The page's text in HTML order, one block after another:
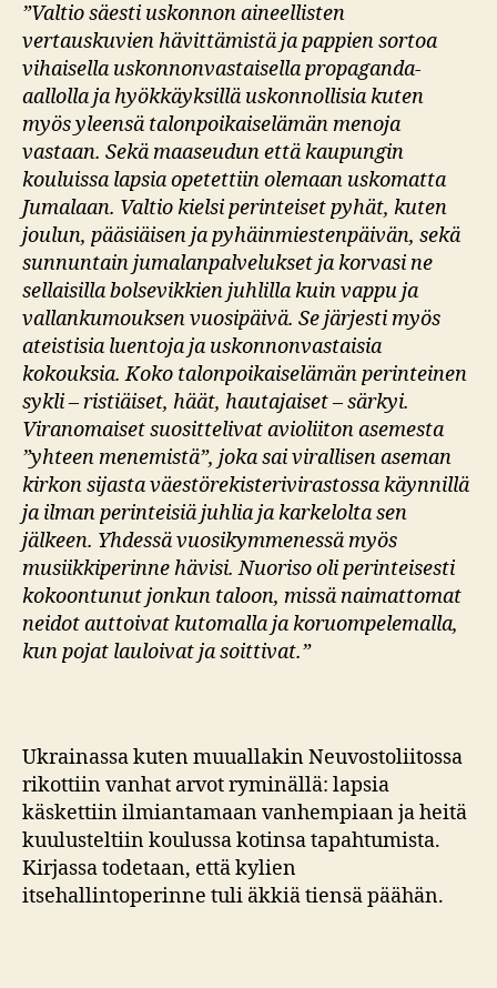
”Valtio säesti uskonnon aineellisten
vertauskuvien hävittämistä ja pappien sortoa
vihaisella uskonnonvastaisella propaganda-
aallolla ja hyökkäyksillä uskonnollisia kuten
myös yleensä talonpoikaiselämän menoja
vastaan. Sekä maaseudun että kaupungin
kouluissa lapsia opetettiin olemaan uskomatta
Jumalaan. Valtio kielsi perinteiset pyhät, kuten
joulun, pääsiäisen ja pyhäinmiestenpäivän, sekä
sunnuntain jumalanpalvelukset ja korvasi ne
sellaisilla bolsevikkien juhlilla kuin vappu ja
vallankumouksen vuosipäivä. Se järjesti myös
ateistisia luentoja ja uskonnonvastaisia
kokouksia. Koko talonpoikaiselämän perinteinen
sykli – ristiäiset, häät, hautajaiset – särkyi.
Viranomaiset suosittelivat avioliiton asemesta
”yhteen menemistä”, joka sai virallisen aseman
kirkon sijasta väestörekisterivirastossa käynnillä
ja ilman perinteisiä juhlia ja karkelolta sen
jälkeen. Yhdessä vuosikymmenessä myös
musiikkiperinne hävisi. Nuoriso oli perinteisesti
kokoontunut jonkun taloon, missä naimattomat
neidot auttoivat kutomalla ja koruompelemalla,
kun pojat lauloivat ja soittivat.”
Ukrainassa kuten muuallakin Neuvostoliitossa
rikottiin vanhat arvot ryminällä: lapsia
käskettiin ilmiantamaan vanhempiaan ja heitä
kuulusteltiin koulussa kotinsa tapahtumista.
Kirjassa todetaan, että kylien
itsehallintoperinne tuli äkkiä tiensä päähän.